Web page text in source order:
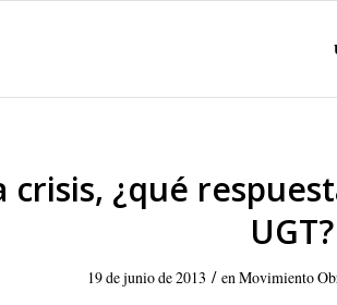
crisis, ¿qué
UGT?
19 de junio de 2013 / enMovimiento